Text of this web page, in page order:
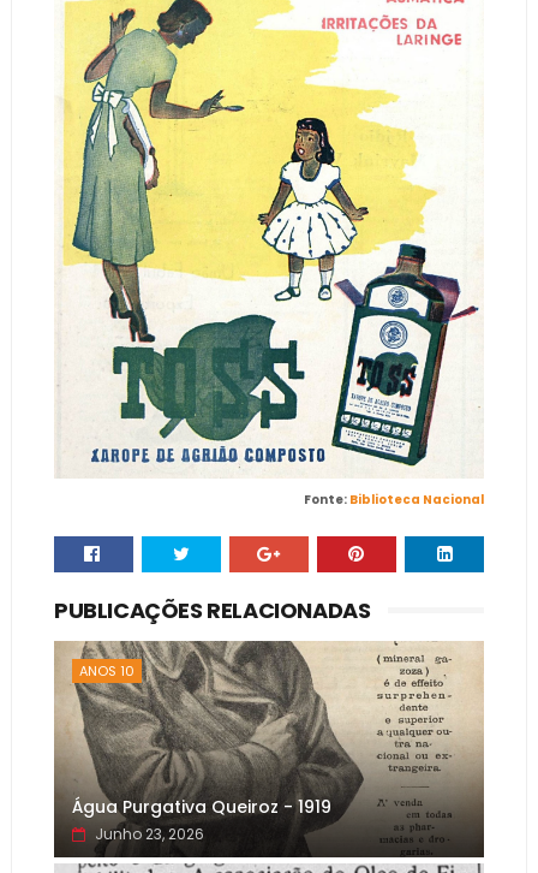
Fonte: Biblioteca Nacional
PUBLICAÇÕES RELACIONADAS
ANOS 10
Água Purgativa Queiroz - 1919
Junho 23, 2026